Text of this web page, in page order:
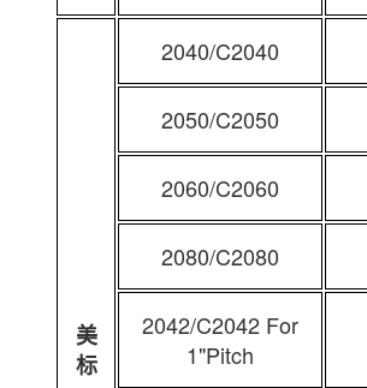
美
标
2040/C2040
2050/C2050
2060/C2060
2080/C2080
2042/C2042 For
1"Pitch